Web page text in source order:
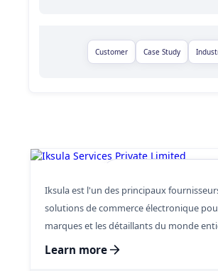
Customer Case Study
Iksula est l'un des principaux
solutions de commerce électronique
marques et les détaillants du monde
Learn more